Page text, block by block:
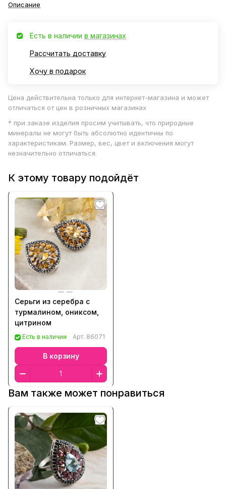
Описание
Есть в наличии в магазинах
Рассчитать доставку
Хочу в подарок
Цена действительна только для интернет-магазина и может
отличаться от цен в розничных магазинах
* при заказе изделия просим учитывать, что природные
минералы не могут быть абсолютно идентичны по
характеристикам. Размер, вес, цвет и включения могут
незначительно отличаться.
К этому товару подойдёт
Серьги из серебра с
турмалином, ониксом,
цитрином
Есть в наличии Арт. 86071
В корзину
Вам также может понравиться